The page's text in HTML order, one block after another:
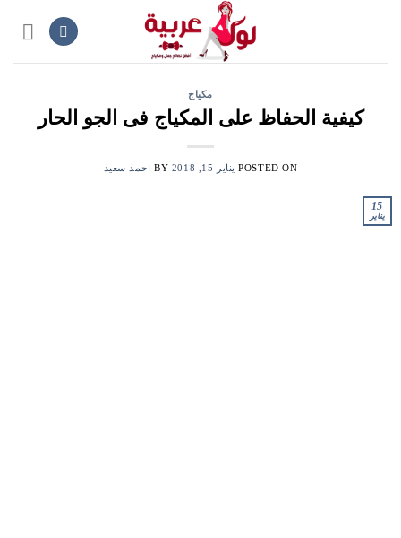
مكياج
كيفية الحفاظ على المكياج فى الجو الحار
POSTED ON يناير 15, 2018 احمد سعيد
15
يناير